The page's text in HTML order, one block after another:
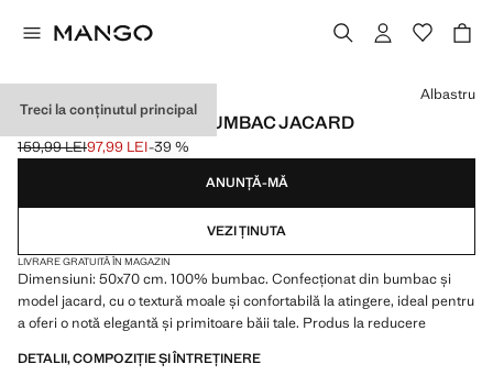
Treci la conținutul principal
COVOR DE BAIE DIN BUMBAC JACARD
Preț inițial tăiat [159,99 LEI ]
159,99 LEI
Preț actual [97,99 LEI ]
97,99 LEI-39 %
Selectează o culoare
Albastru
ANUNȚĂ-MĂ
VEZI ȚINUTA
LIVRARE GRATUITĂ ÎN MAGAZIN
Dimensiuni: 50x70 cm. 100% bumbac. Confecționat din bumbac și
model jacard, cu o textură moale și confortabilă la atingere, ideal pentru
a oferi o notă elegantă și primitoare băii tale. Produs la reducere
DETALII, COMPOZIȚIE ȘI ÎNTREȚINERE